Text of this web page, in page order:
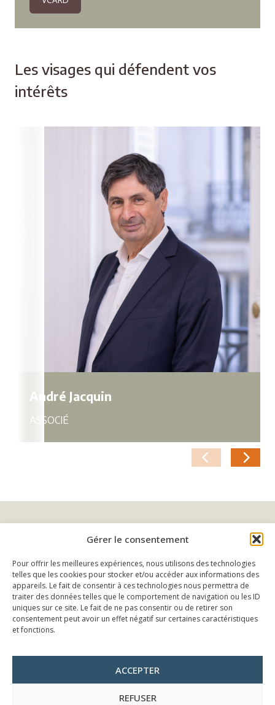
Gérer le consentement
Pour offrir les meilleures expériences, nous utilisons des technologies
telles que les cookies pour stocker et/ou accéder aux informations des
appareils. Le fait de consentir à ces technologies nous permettra de
traiter des données telles que le comportement de navigation ou les ID
uniques sur ce site. Le fait de ne pas consentir ou de retirer son
consentement peut avoir un effet négatif sur certaines caractéristiques
et fonctions.
ACCEPTER
REFUSER
Les visages qui défendent vos
intérêts
André Jacquin
ASSOCIÉ
Classements
Ressources
Recrutement
Newsletter
Crédits & Mentions légales